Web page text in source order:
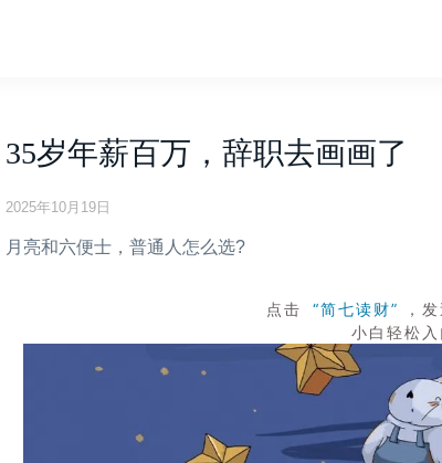
35岁年薪百万，辞职去画画了
2025年10月19日
月亮和六便士，普通人怎么选?
点击 “简七读财” ，
小白轻松